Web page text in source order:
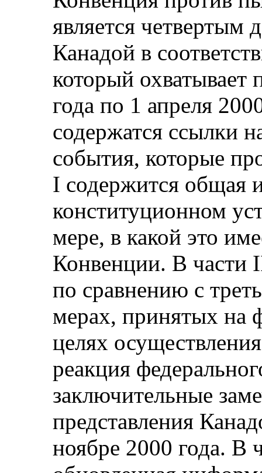
является четвертым
Канадой в
который охватывает
года по 1 апреля
содержатся ссылки
события, которые
I содержится общая
конституционном
мере, в какой это
Конвенции. В части
по сравнению с
мерах, принятых на
целях
реакция
заключительные
представления
ноябре 2000 года. В